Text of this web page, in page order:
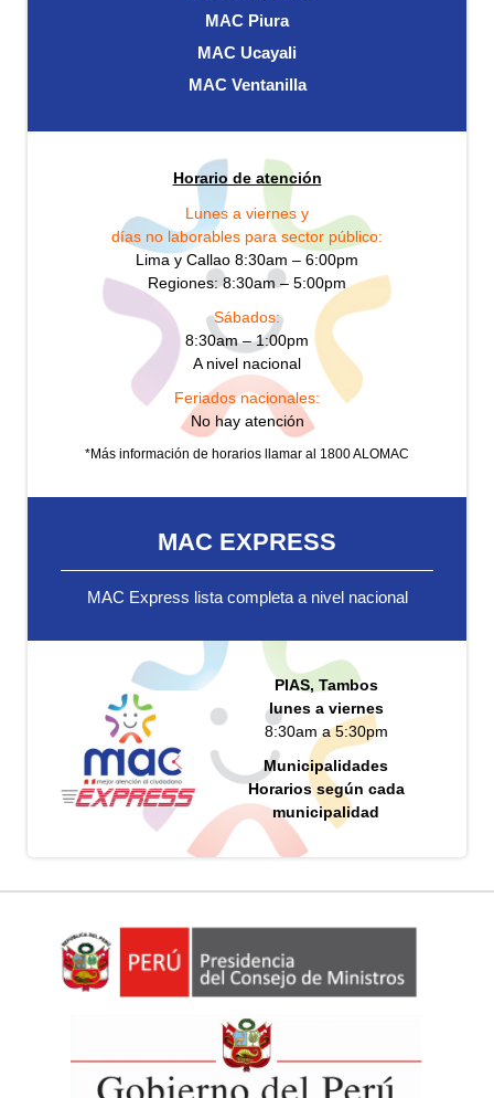
MAC Piura
MAC Ucayali
MAC Ventanilla
Horario de atención
Lunes a viernes y
días no laborables para sector público:
Lima y Callao 8:30am – 6:00pm
Regiones: 8:30am – 5:00pm
Sábados:
8:30am – 1:00pm
A nivel nacional
Feriados nacionales:
No hay atención
*Más información de horarios llamar al 1800 ALOMAC
MAC EXPRESS
MAC Express lista completa a nivel nacional
PIAS, Tambos
lunes a viernes
8:30am a 5:30pm
Municipalidades
Horarios según cada
municipalidad